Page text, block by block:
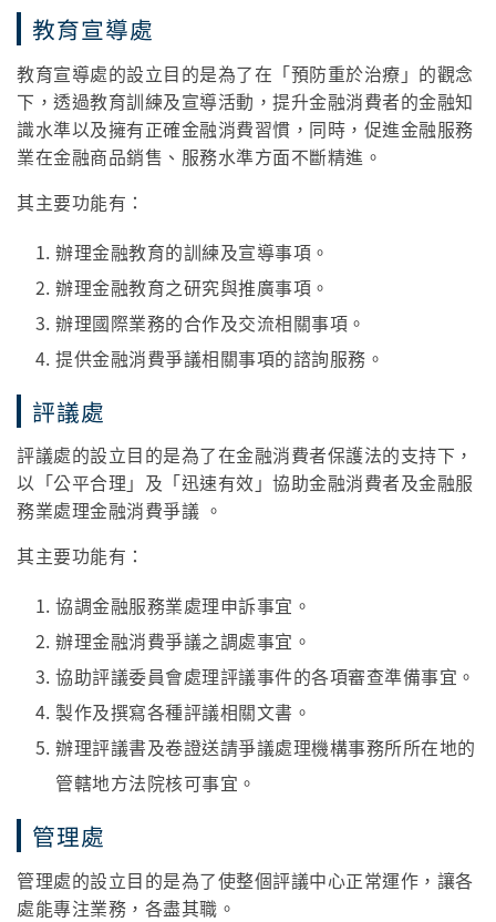
教育宣導處
教育宣導處的設立目的是為了在「預防重於治療」的觀念
下，透過教育訓練及宣導活動，提升金融消費者的金融知
識水準以及擁有正確金融消費習慣，同時，促進金融服務
業在金融商品銷售、服務水準方面不斷精進。
其主要功能有：
辦理金融教育的訓練及宣導事項。
辦理金融教育之研究與推廣事項。
辦理國際業務的合作及交流相關事項。
提供金融消費爭議相關事項的諮詢服務。
評議處
評議處的設立目的是為了在金融消費者保護法的支持下，
以「公平合理」及「迅速有效」協助金融消費者及金融服
務業處理金融消費爭議 。
其主要功能有：
協調金融服務業處理申訴事宜。
辦理金融消費爭議之調處事宜。
協助評議委員會處理評議事件的各項審查準備事宜。
製作及撰寫各種評議相關文書。
辦理評議書及卷證送請爭議處理機構事務所所在地的
管轄地方法院核可事宜。
管理處
管理處的設立目的是為了使整個評議中心正常運作，讓各
處能專注業務，各盡其職。